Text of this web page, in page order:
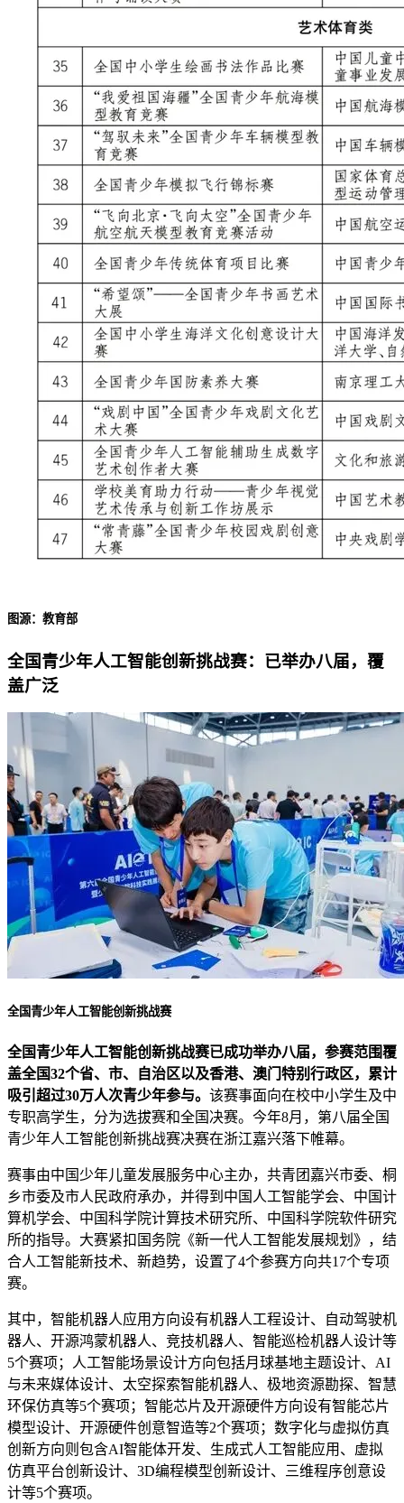
图源：教育部
全国青少年人工智能创新挑战赛：已举办八届，覆
盖广泛
全国青少年人工智能创新挑战赛
全国青少年人工智能创新挑战赛已成功举办八届，参赛范围覆
盖全国32个省、市、自治区以及香港、澳门特别行政区，累计
吸引超过30万人次青少年参与。 该赛事面向在校中小学生及中
专职高学生，分为选拔赛和全国决赛。今年8月，第八届全国
青少年人工智能创新挑战赛决赛在浙江嘉兴落下帷幕。
赛事由中国少年儿童发展服务中心主办，共青团嘉兴市委、桐
乡市委及市人民政府承办，并得到中国人工智能学会、中国计
算机学会、中国科学院计算技术研究所、中国科学院软件研究
所的指导。大赛紧扣国务院《新一代人工智能发展规划》，结
合人工智能新技术、新趋势，设置了4个参赛方向共17个专项
赛。
其中，智能机器人应用方向设有机器人工程设计、自动驾驶机
器人、开源鸿蒙机器人、竞技机器人、智能巡检机器人设计等
5个赛项；人工智能场景设计方向包括月球基地主题设计、AI
与未来媒体设计、太空探索智能机器人、极地资源勘探、智慧
环保仿真等5个赛项；智能芯片及开源硬件方向设有智能芯片
模型设计、开源硬件创意智造等2个赛项；数字化与虚拟仿真
创新方向则包含AI智能体开发、生成式人工智能应用、虚拟
仿真平台创新设计、3D编程模型创新设计、三维程序创意设
计等5个赛项。